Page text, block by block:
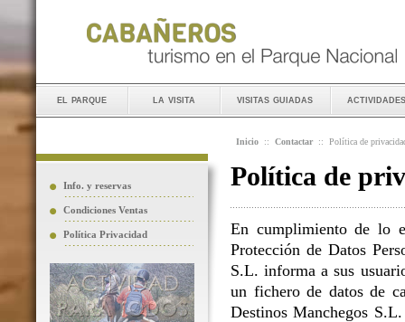
el parque la visita visitas guiadas actividades
Info. y reservas
Condiciones Ventas
Política Privacidad
Inicio :: Contactar :: Política de
Política de
En cumplimiento de lo
Protección de Datos
S.L. informa a sus
un fichero de datos de
Destinos Manchegos